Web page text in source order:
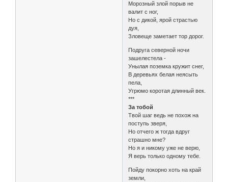
Морозный злой порыв не
валит с ног,
Но с дикой, ярой страстью
дуя,
Зловеще заметает тор дорог.
Подруга северной ночи
зашелестела -
Унылая поземка кружит снег,
В деревьях белая неясыть
пела,
Угрюмо коротая длинный век.
***
За тобой
Твой шаг ведь не похож на
поступь зверя,
Но отчего ж тогда вдруг
страшно мне?
Но я и никому уже не верю,
Я верь только одному тебе.
Пойду покорно хоть на край
земли,